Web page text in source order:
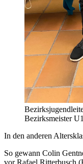
Bezirksmeister
In den anderen
So gewann Colin
vor Rafael Ritterbusch